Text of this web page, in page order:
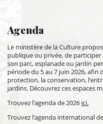
Agenda
Le ministère de la Culture
publique ou privée, de participer
son parc, esplanade ou jardin
période du 5 au 7 juin 2026, afin
protection, la conservation,
jardins. Découvrez ces espaces
Trouvez l’agenda de 2026 ici.
Trouvez l’agenda international